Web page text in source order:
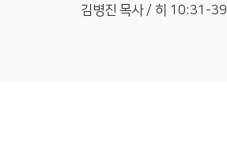
김병진 목사 / 히 10:31-39